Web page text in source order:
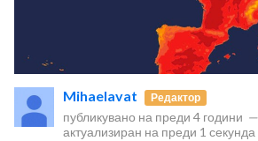
Mihaelavat Редактор
публикувано на преди 4 години —
актуализиран на преди 1 секунда